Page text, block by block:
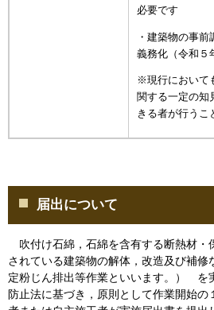
必要です
・建築物の事
義務化（令和５
※現行において
関する一定の知
きる者が行うこ
届出について
吹付け石綿，石綿を含有する断熱材・
されている建築物の解体，改造及び補修
定粉じん排出等作業といいます。） を
防止法に基づき，原則として作業開始の